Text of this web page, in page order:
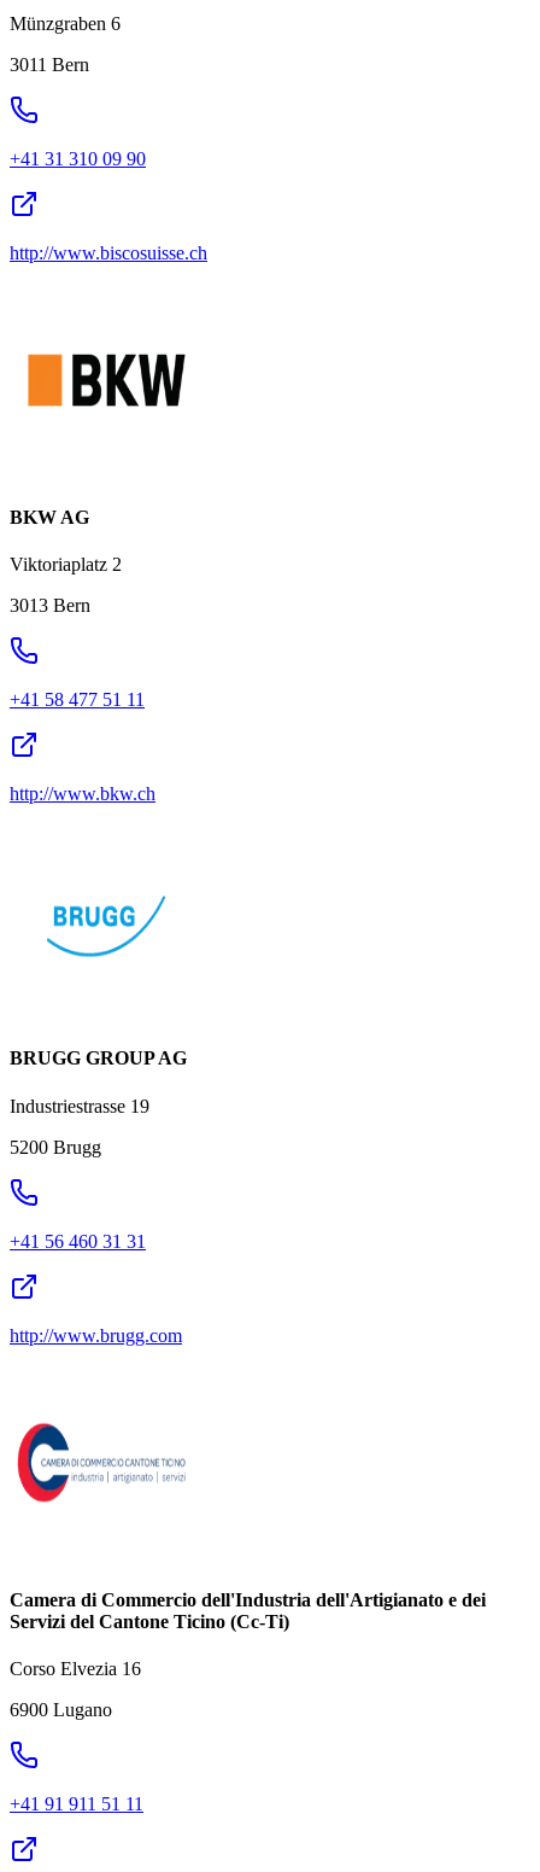
Münzgraben 6
3011 Bern
+41 31 310 09 90
http://www.biscosuisse.ch
BKW AG
Viktoriaplatz 2
3013 Bern
+41 58 477 51 11
http://www.bkw.ch
BRUGG GROUP AG
Industriestrasse 19
5200 Brugg
+41 56 460 31 31
http://www.brugg.com
Camera di Commercio dell'Industria dell'Artigianato e dei
Servizi del Cantone Ticino (Cc-Ti)
Corso Elvezia 16
6900 Lugano
+41 91 911 51 11